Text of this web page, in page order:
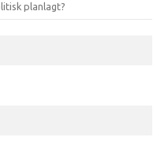
planlagt?